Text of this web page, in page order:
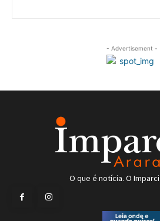
- Advertisement -
O que é notícia. O